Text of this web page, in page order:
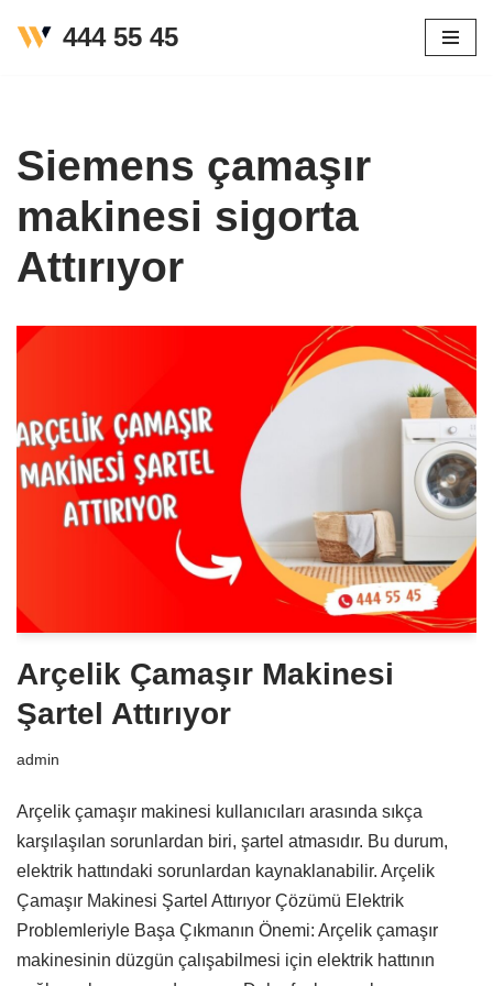
444 55 45
Siemens çamaşır
makinesi sigorta
Attırıyor
Arçelik Çamaşır Makinesi
Şartel Attırıyor
admin
Arçelik çamaşır makinesi kullanıcıları arasında sıkça
karşılaşılan sorunlardan biri, şartel atmasıdır. Bu durum,
elektrik hattındaki sorunlardan kaynaklanabilir. Arçelik
Çamaşır Makinesi Şartel Attırıyor Çözümü Elektrik
Problemleriyle Başa Çıkmanın Önemi: Arçelik çamaşır
makinesinin düzgün çalışabilmesi için elektrik hattının